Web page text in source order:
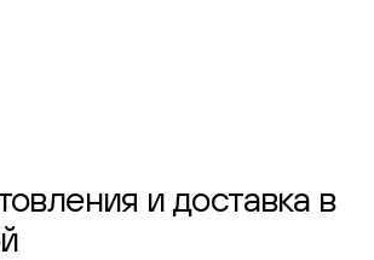
и доставка в